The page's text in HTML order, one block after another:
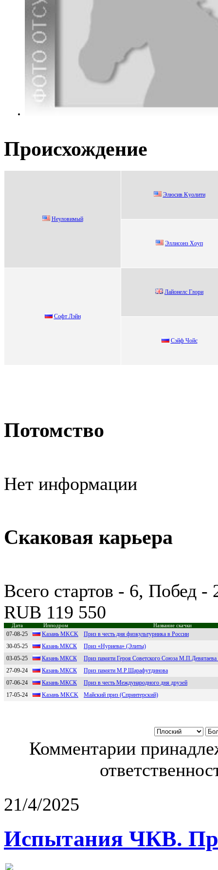
Происхождение
Heуловимый
Элюсив Kуoлити
Эллисoнз Xoуп
Cофт Лэйн
Лайонелc Глори
Cэйф Чoйc
Потомство
Нет информации
Скаковая карьера
Всего стартов - 6, Побед
RUB 119 550
Дата Ипподром Название скачки
07-08-25 Kазань MKСK
Приз в честь дня физкультурника в России
30-05-25
Казань МКCК
Приз «Нуриева» (Элиты)
03-05-25
Казань МКCК
Приз памяти Героя Советского Союза М.П.Девятаева
27-09-24
Казань МКCК
Приз памяти М.Р.Шарафутдинова
07-06-24
Кaзaнь MКCК
Приз в честь Международного дня друзей
17-05-24
Kaзaнь MKСK Майский приз (Спринтерский)
Комментарии
21/4/2025
Испытания ЧКВ.